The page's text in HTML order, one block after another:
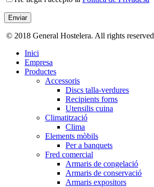
© 2018 General Hostelera. All rights reserved
Inici
Empresa
Productes
Accessoris
Discs talla-verdures
Recipients forns
Utensilis cuina
Climatització
Clima
Elements mòbils
Per a banquets
Fred comercial
Armaris de congelació
Armaris de conservació
Armaris expositors